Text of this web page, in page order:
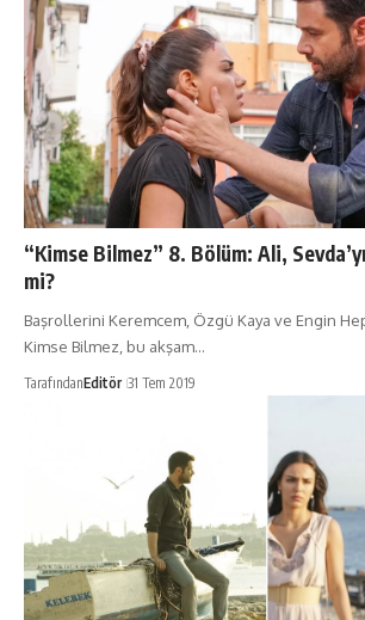
“Kimse Bilmez” 8. Bölüm: Ali,
mi?
Başrollerini Keremcem, Özgü Kaya ve Engin
Kimse Bilmez, bu akşam…
TarafındanEditör 31 Tem 2019